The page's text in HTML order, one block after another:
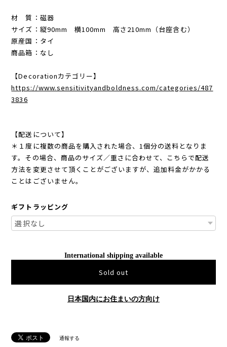
材 質：磁器
サイズ：縦90mm 横100mm 高さ210mm（台座含む）
原産国：タイ
商品箱：なし
【Decorationカテゴリー】
https://www.sensitivityandboldness.com/categories/487
3836
【配送について】
＊１度に複数の商品を購入された場合、1個分の送料となりま
す。その場合、商品のサイズ／重さに合わせて、こちらで配送
方法を変更させて頂くことがございますが、追加料金がかかる
ことはございません。
ギフトラッピング
International shipping available
Sold out
日本国内にお住まいの方向け
通報する